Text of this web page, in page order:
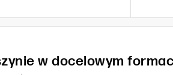
w docelowym